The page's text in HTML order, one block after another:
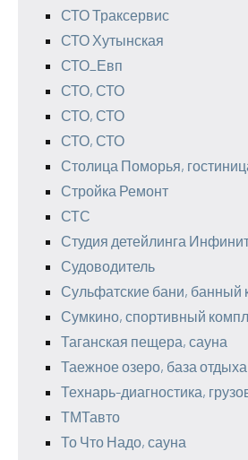
СТО Траксервис
СТО Хутынская
СТО_Евп
СТО, СТО
СТО, СТО
СТО, СТО
Столица Поморья,
Стройка Ремонт
СТС
Студия детейлинга
Судоводитель
Сульфатские бани, банный
Сумкино, спортивный
Таганская пещера, сауна
Таежное озеро, база отдыха
Технарь-диагностика,
ТМТавто
То Что Надо, сауна